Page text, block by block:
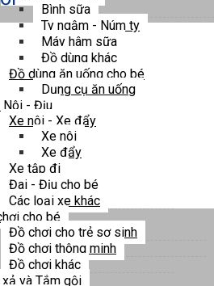
Bình sữa
Ty ngậm - Núm ty
Máy hâm sữa
Đồ dùng khác
Đồ dùng ăn uống cho bé
Dụng cụ ăn uống
Nôi - Địu
Xe nôi - Xe đẩy
Xe nôi
Xe đẩy
Xe tập đi
Đai - Địu cho bé
Các loại xe khác
cho bé
Đồ chơi cho trẻ sơ sinh
Đồ chơi thông minh
Đồ chơi khác
xả và Tắm gội